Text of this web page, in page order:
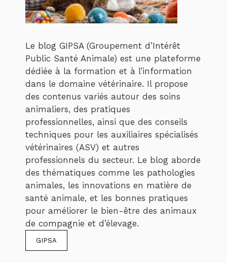
Le blog GIPSA (Groupement d’Intérêt
Public Santé Animale) est une plateforme
dédiée à la formation et à l’information
dans le domaine vétérinaire. Il propose
des contenus variés autour des soins
animaliers, des pratiques
professionnelles, ainsi que des conseils
techniques pour les auxiliaires spécialisés
vétérinaires (ASV) et autres
professionnels du secteur. Le blog aborde
des thématiques comme les pathologies
animales, les innovations en matière de
santé animale, et les bonnes pratiques
pour améliorer le bien-être des animaux
de compagnie et d’élevage.
GIPSA